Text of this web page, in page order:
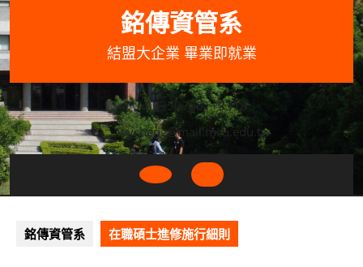
Skip
to
content
銘傳資管系
結盟大企業 畢業即就業
033507001+3318
wycheng@mail.mcu.edu.tw
Open
銘傳資管系
在職碩士進修施行細則